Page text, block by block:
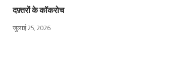
दफ़्तरों के कॉकरोच
जुलाई 25, 2026